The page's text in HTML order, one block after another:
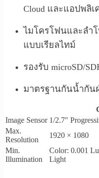
Cloud และแอปพลิเ
ไมโครโฟนและลำโ
แบบเรียลไทม์
รองรับ microSD/
มาตรฐานกันน้ำกัน
Image Sensor 1/2.7″
Max.
Resolution
1920 × 1080
Min.
Illumination
Color: 0.001
Light